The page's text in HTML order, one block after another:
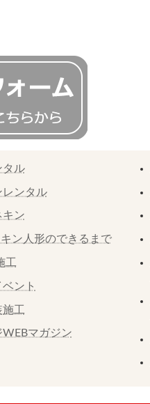
タル
レンタル
キン
キン人形のできるまで
ント
施工
マガジン